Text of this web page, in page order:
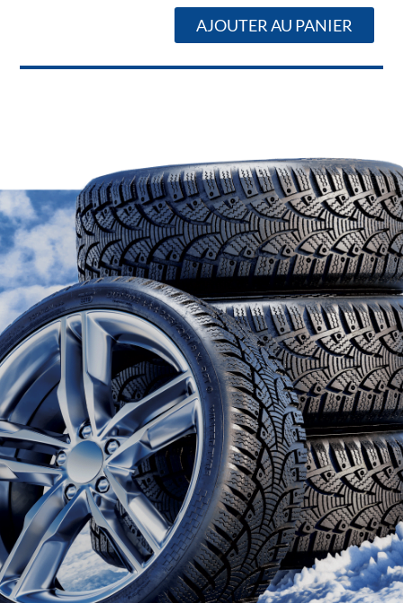
AJOUTER AU PANIER